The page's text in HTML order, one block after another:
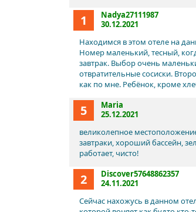
1
Nadya27111987
30.12.2021
Находимся в этом отеле на
Номер маленький, тесный,
завтрак. Выбор очень
отвратительные сосиски.
как по мне. Ребёнок, кроме
5
Maria
25.12.2021
великолепное
завтраки, хороший бассейн,
работает, чисто!
2
Discover57648862357
24.11.2021
Сейчас нахожусь в данном